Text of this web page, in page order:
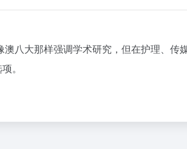
八大那样强调学术研究，但在护理、传
。